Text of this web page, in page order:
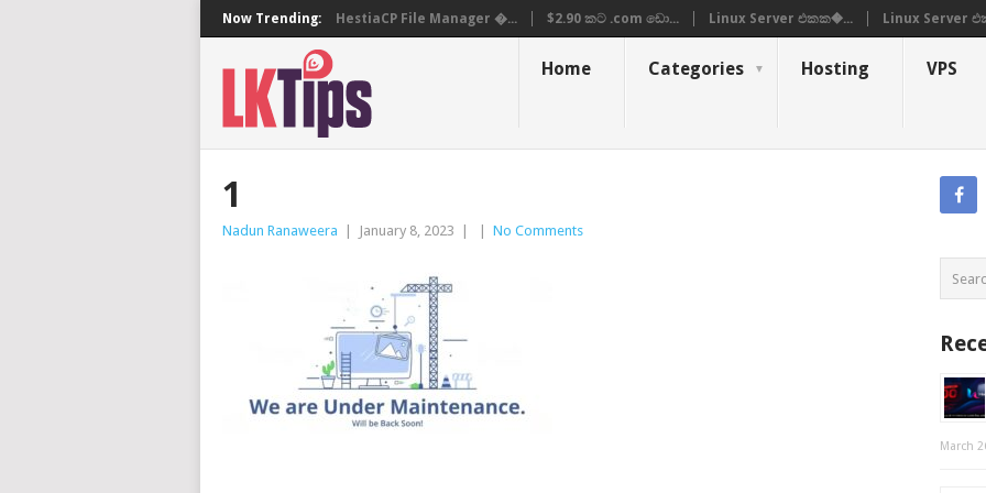
Now Trending: HestiaCP File Manager �... $2.90 කට .com ඩො... Linux Server එකක�... Linux Server
Home Categories Hosting VPS
1
Nadun Ranaweera January 8, 2023 No Comments
March